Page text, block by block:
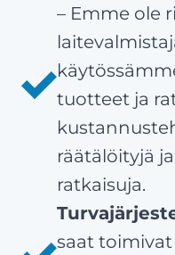
– Emme ole
tuotteet ja
räätälöityjä
ratkaisuja.
saat